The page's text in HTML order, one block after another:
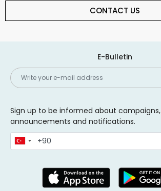
CONTACT US
E-Bulletin
Sign up to be informed about campaigns,
announcements and notifications.